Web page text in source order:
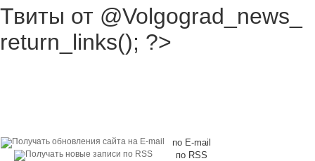
Твиты от @Volgograd_news_
return_links(); ?>
по E-mail
по RSS